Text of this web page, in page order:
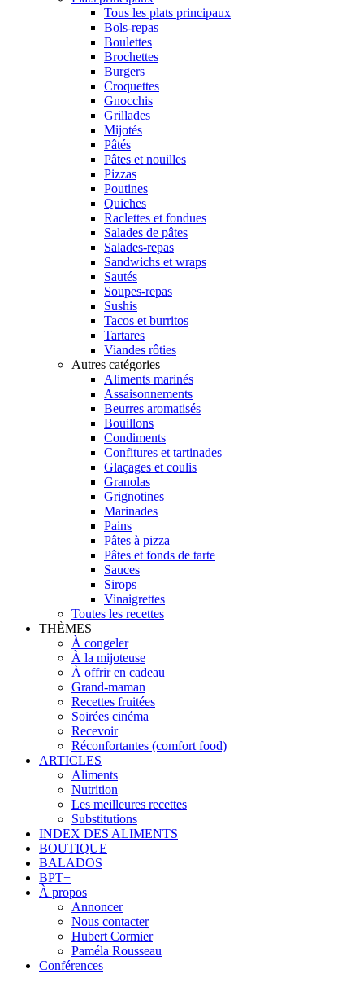
Tous les plats principaux
Bols-repas
Boulettes
Brochettes
Burgers
Croquettes
Gnocchis
Grillades
Mijotés
Pâtés
Pâtes et nouilles
Pizzas
Poutines
Quiches
Raclettes et fondues
Salades de pâtes
Salades-repas
Sandwichs et wraps
Sautés
Soupes-repas
Sushis
Tacos et burritos
Tartares
Viandes rôties
Autres catégories
Aliments marinés
Assaisonnements
Beurres aromatisés
Bouillons
Condiments
Confitures et tartinades
Glaçages et coulis
Granolas
Grignotines
Marinades
Pains
Pâtes à pizza
Pâtes et fonds de tarte
Sauces
Sirops
Vinaigrettes
Toutes les recettes
THÈMES
À congeler
À la mijoteuse
À offrir en cadeau
Grand-maman
Recettes fruitées
Soirées cinéma
Recevoir
Réconfortantes (comfort food)
ARTICLES
Aliments
Nutrition
Les meilleures recettes
Substitutions
INDEX DES ALIMENTS
BOUTIQUE
BALADOS
BPT+
À propos
Annoncer
Nous contacter
Hubert Cormier
Paméla Rousseau
Conférences